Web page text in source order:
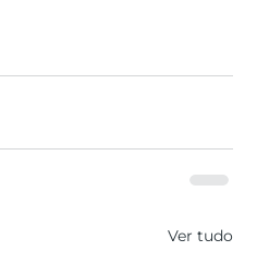
Ver tudo